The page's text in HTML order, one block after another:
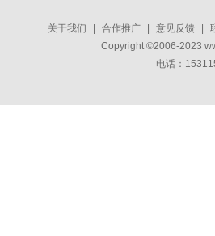
关于我们 合作推广 意见反馈
Copyright ©2006-2023
电话：